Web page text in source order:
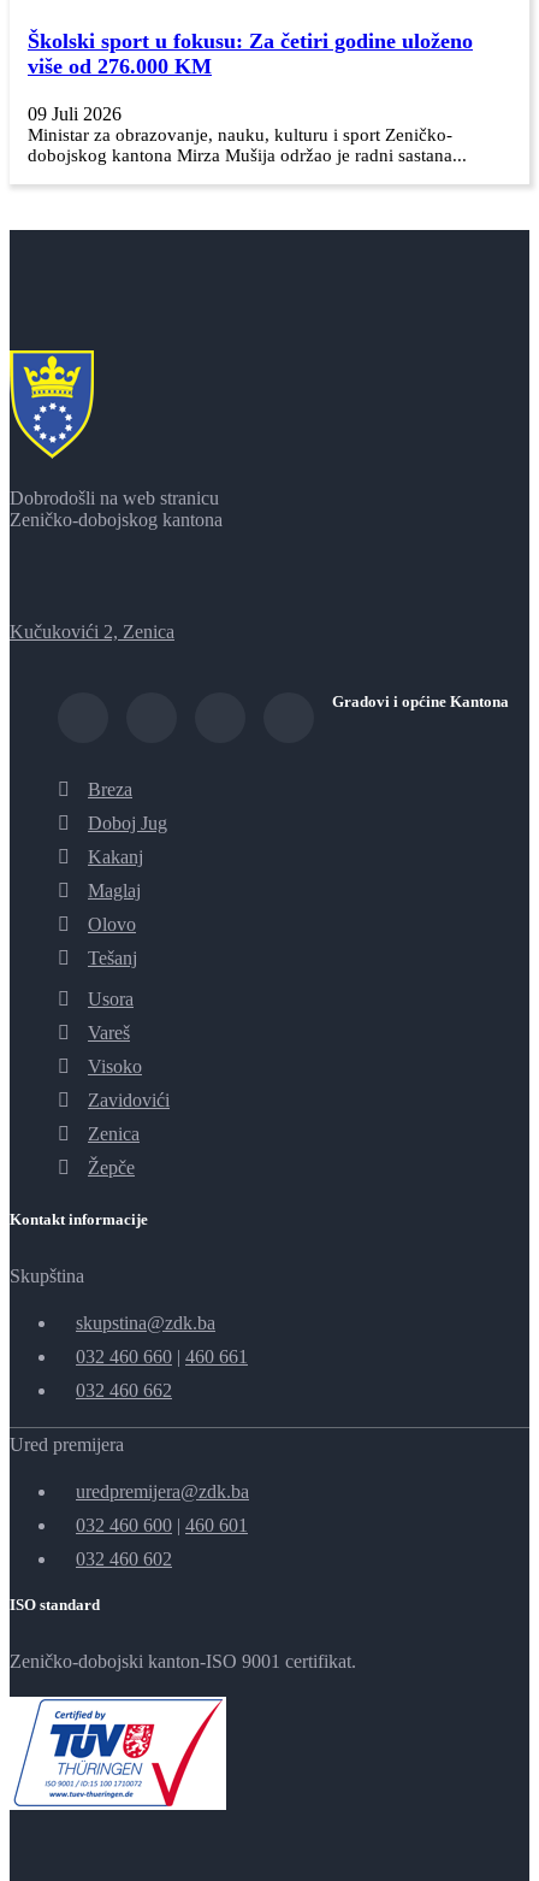
Školski sport u fokusu: Za četiri godine uloženo
više od 276.000 KM
09 Juli 2026
Ministar za obrazovanje, nauku, kulturu i sport Zeničko-
dobojskog kantona Mirza Mušija održao je radni sastana...
Dobrodošli na web stranicu
Zeničko-dobojskog kantona
Kučukovići 2, Zenica
Gradovi i općine Kantona
Breza
Doboj Jug
Kakanj
Maglaj
Olovo
Tešanj
Usora
Vareš
Visoko
Zavidovići
Zenica
Žepče
Kontakt informacije
Skupština
skupstina@zdk.ba
032 460 660 | 460 661
032 460 662
Ured premijera
uredpremijera@zdk.ba
032 460 600 | 460 601
032 460 602
ISO standard
Zeničko-dobojski kanton-ISO 9001 certifikat.